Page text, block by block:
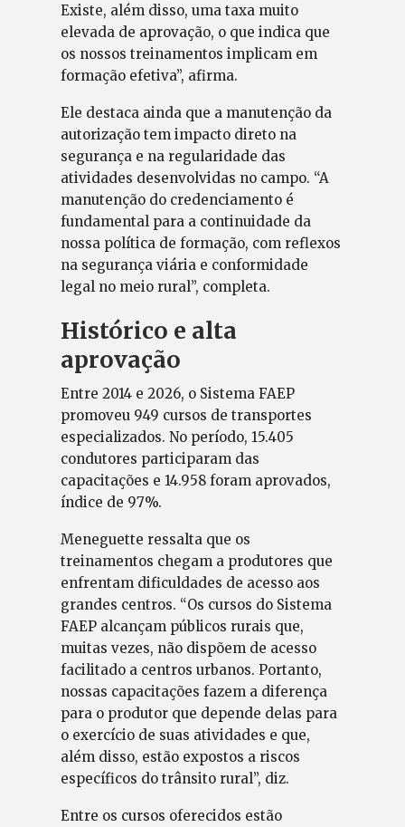
Existe, além disso, uma taxa muito
elevada de aprovação, o que indica que
os nossos treinamentos implicam em
formação efetiva”, afirma.
Ele destaca ainda que a manutenção da
autorização tem impacto direto na
segurança e na regularidade das
atividades desenvolvidas no campo. “A
manutenção do credenciamento é
fundamental para a continuidade da
nossa política de formação, com reflexos
na segurança viária e conformidade
legal no meio rural”, completa.
Histórico e alta
aprovação
Entre 2014 e 2026, o Sistema FAEP
promoveu 949 cursos de transportes
especializados. No período, 15.405
condutores participaram das
capacitações e 14.958 foram aprovados,
índice de 97%.
Meneguette ressalta que os
treinamentos chegam a produtores que
enfrentam dificuldades de acesso aos
grandes centros. “Os cursos do Sistema
FAEP alcançam públicos rurais que,
muitas vezes, não dispõem de acesso
facilitado a centros urbanos. Portanto,
nossas capacitações fazem a diferença
para o produtor que depende delas para
o exercício de suas atividades e que,
além disso, estão expostos a riscos
específicos do trânsito rural”, diz.
Entre os cursos oferecidos estão